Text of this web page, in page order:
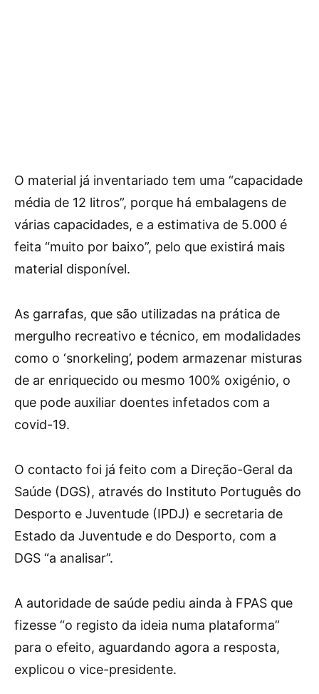
O material já inventariado tem uma “capacidade
média de 12 litros”, porque há embalagens de
várias capacidades, e a estimativa de 5.000 é
feita “muito por baixo”, pelo que existirá mais
material disponível.
As garrafas, que são utilizadas na prática de
mergulho recreativo e técnico, em modalidades
como o ‘snorkeling’, podem armazenar misturas
de ar enriquecido ou mesmo 100% oxigénio, o
que pode auxiliar doentes infetados com a
covid-19.
O contacto foi já feito com a Direção-Geral da
Saúde (DGS), através do Instituto Português do
Desporto e Juventude (IPDJ) e secretaria de
Estado da Juventude e do Desporto, com a
DGS “a analisar”.
A autoridade de saúde pediu ainda à FPAS que
fizesse “o registo da ideia numa plataforma”
para o efeito, aguardando agora a resposta,
explicou o vice-presidente.